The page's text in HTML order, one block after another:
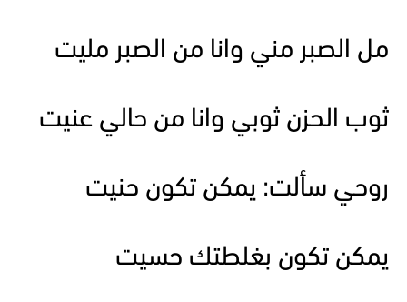
مل الصبر مني وانا من الصبر مليت
ثوب الحزن ثوبي وانا من حالي عنيت
روحي سألت: يمكن تكون حنيت
يمكن تكون بغلطتك حسيت